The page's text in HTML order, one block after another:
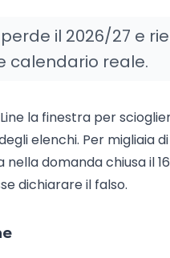
il 2026/27 e
calendario reale.
la finestra per
elenchi. Per migliaia
domanda chiusa il
dichiarare il falso.